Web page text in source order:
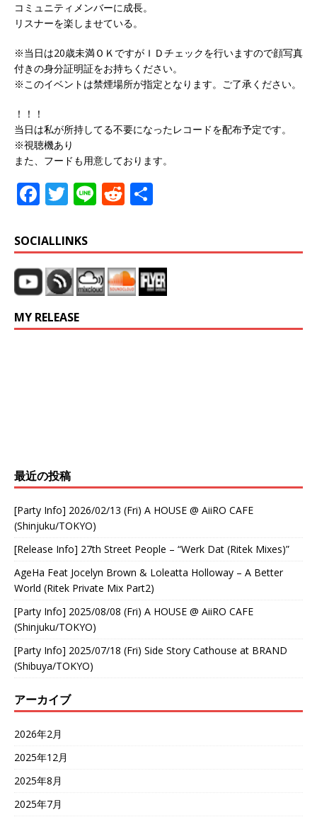
コミュニティメンバーに成長。
リスナーを楽しませている。
※当日は20歳未満ＯＫですがＩＤチェックを行いますので顔写真
付きの身分証明証をお持ちください。
※このイベントは禁煙場所が指定となります。ご了承ください。
！！！
当日は私が所持してる不要になったレコードを配布予定です。
※視聴機あり
また、フードも用意しております。
F
c
e
b
o
o
T
it
te
r
Li R
di
t
SOCIALLINKS
MY RELEASE
最近の投稿
[Party Info] 2026/02/13 (Fri) A HOUSE @ AiiRO CAFE
(Shinjuku/TOKYO)
[Release Info] 27th Street People – “Werk Dat (Ritek Mixes)”
AgeHa Feat Jocelyn Brown & Loleatta Holloway – A Better
World (Ritek Private Mix Part2)
[Party Info] 2025/08/08 (Fri) A HOUSE @ AiiRO CAFE
(Shinjuku/TOKYO)
[Party Info] 2025/07/18 (Fri) Side Story Cathouse at BRAND
(Shibuya/TOKYO)
アーカイブ
2026年2月
2025年12月
2025年8月
2025年7月